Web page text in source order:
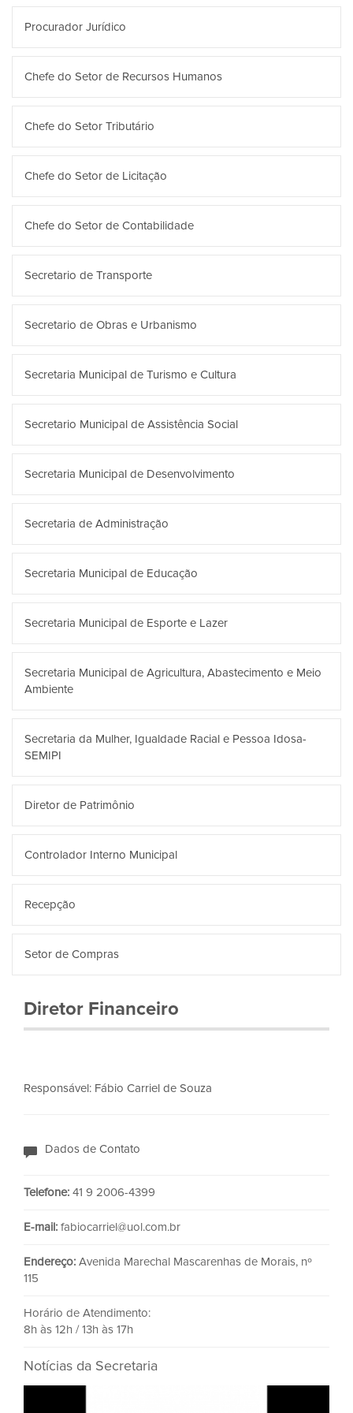
Procurador Jurídico
Chefe do Setor de Recursos Humanos
Chefe do Setor Tributário
Chefe do Setor de Licitação
Chefe do Setor de Contabilidade
Secretario de Transporte
Secretario de Obras e Urbanismo
Secretaria Municipal de Turismo e Cultura
Secretario Municipal de Assistência Social
Secretaria Municipal de Desenvolvimento
Secretaria de Administração
Secretaria Municipal de Educação
Secretaria Municipal de Esporte e Lazer
Secretaria Municipal de Agricultura, Abastecimento e Meio
Ambiente
Secretaria da Mulher, Igualdade Racial e Pessoa Idosa-
SEMIPI
Diretor de Patrimônio
Controlador Interno Municipal
Recepção
Setor de Compras
Diretor Financeiro
Responsável: Fábio Carriel de Souza
Dados de Contato
Telefone: 41 9 2006-4399
E-mail: fabiocarriel@uol.com.br
Endereço: Avenida Marechal Mascarenhas de Morais, nº
115
Horário de Atendimento:
8h às 12h / 13h às 17h
Notícias da Secretaria